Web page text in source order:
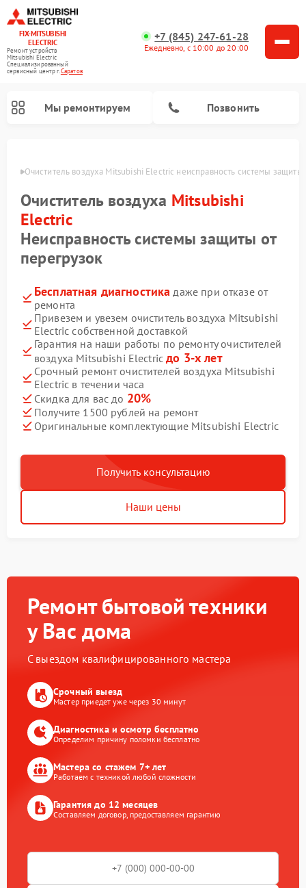
FIX-MITSUBISHI
ELECTRIC
Ремонт устройств
Mitsubishi Electric
Специализированный
cервисный центр г.Саратов
+7 (845) 247-61-28
Ежедневно, с 10:00 до 20:00
Мы ремонтируем Позвонить
Очиститель воздуха Mitsubishi Electric неисправность системы защиты
Очиститель воздуха Mitsubishi
Electric
Неисправность системы защиты от
перегрузок
Бесплатная диагностика даже при отказе от
ремонта
Привезем и увезем очиститель воздуха Mitsubishi
Electric собственной доставкой
Гарантия на наши работы по ремонту очистителей
воздуха Mitsubishi Electricдо 3-х лет
Срочный ремонт очистителей воздуха Mitsubishi
Electric в течении часа
Скидка для вас до 20%
Получите 1500 рублей на ремонт
Оригинальные комплектующие Mitsubishi Electric
Получить консультацию
Наши цены
Ремонт бытовой техники
у Вас дома
С выездом квалифицированного мастера
Срочный выезд
Мастер приедет уже через 30 минут
Диагностика и осмотр бесплатно
Определим причину поломки бесплатно
Мастера со стажем 7+ лет
Работаем с техникой любой сложности
Гарантия до 12 месяцев
Составляем договор, предоставляем гарантию